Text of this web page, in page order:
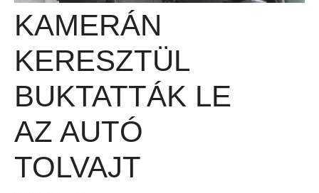
KAMERÁN
KERESZTÜL
BUKTATTÁK LE
AZ AUTÓ
TOLVAJT